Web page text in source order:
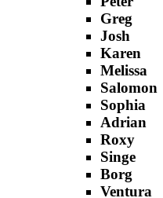
Greg
Josh
Karen
Melissa
Salomon
Sophia
Adrian
Roxy
Singe
Borg
Ventura